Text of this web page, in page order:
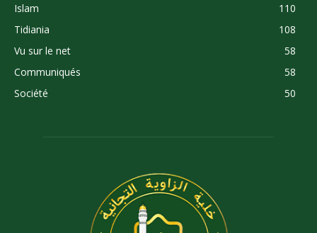
Islam
110
Tidiania
108
Vu sur le net
58
Communiqués
58
Société
50